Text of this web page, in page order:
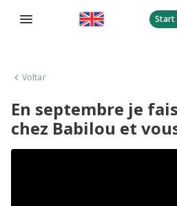
Start
Voltar
En septembre je
chez Babilou et